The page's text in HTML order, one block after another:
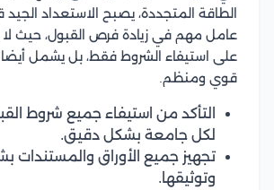
الطاقة المتجددة، يصبح الاستعداد الجيد
عامل مهم في زيادة فرص القبول، حيث لا
على استيفاء الشروط فقط، بل يشمل
قوي ومنظم.
التأكد من استيفاء جميع شروط
لكل جامعة بشكل دقيق.
تجهيز جميع الأوراق والمستندات
وتوثيقها.